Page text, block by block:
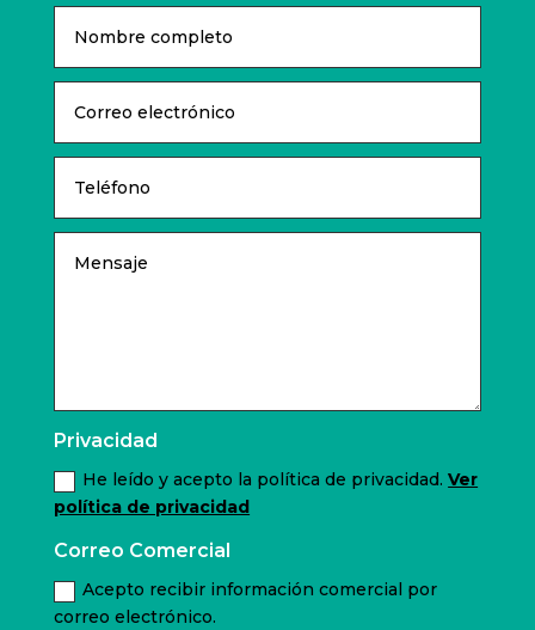
Privacidad
He leído y acepto la política de privacidad.Ver
política de privacidad
Correo Comercial
Acepto recibir información comercial por
correo electrónico.